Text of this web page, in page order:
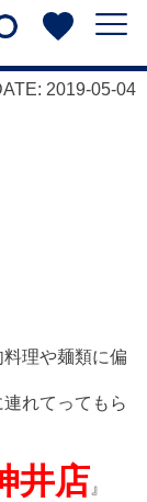
2019-05-04
理や麺類に偏
れてってもら
井店 』